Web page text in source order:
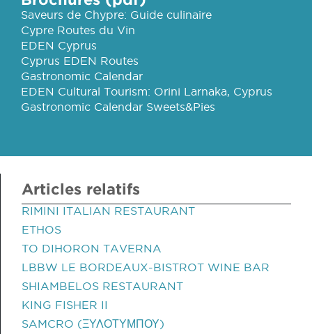
Saveurs de Chypre: Guide culinaire
Cypre Routes du Vin
EDEN Cyprus
Cyprus EDEN Routes
Gastronomic Calendar
EDEN Cultural Tourism: Orini Larnaka, Cyprus
Gastronomic Calendar Sweets&Pies
Articles relatifs
RIMINI ITALIAN RESTAURANT
ETHOS
TO DIHORON TAVERNA
LBBW LE BORDEAUX-BISTROT WINE BAR
SHIAMBELOS RESTAURANT
KING FISHER II
SAMCRO (ΞΥΛΟΤΥΜΠΟΥ)